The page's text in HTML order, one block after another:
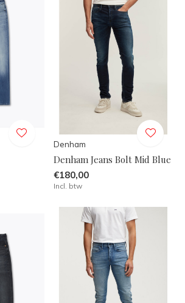
Denham
Denham Jeans Bolt Mid Blue
€180,00
Incl. btw